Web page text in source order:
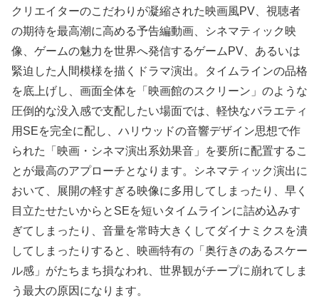
クリエイターのこだわりが凝縮された映画風PV、視聴者
の期待を最高潮に高める予告編動画、シネマティック映
像、ゲームの魅力を世界へ発信するゲームPV、あるいは
緊迫した人間模様を描くドラマ演出。タイムラインの品格
を底上げし、画面全体を「映画館のスクリーン」のような
圧倒的な没入感で支配したい場面では、軽快なバラエティ
用SEを完全に配し、ハリウッドの音響デザイン思想で作
られた「映画・シネマ演出系効果音」を要所に配置するこ
とが最高のアプローチとなります。シネマティック演出に
おいて、展開の軽すぎる映像に多用してしまったり、早く
目立たせたいからとSEを短いタイムラインに詰め込みす
ぎてしまったり、音量を常時大きくしてダイナミクスを潰
してしまったりすると、映画特有の「奥行きのあるスケー
ル感」がたちまち損なわれ、世界観がチープに崩れてしま
う最大の原因になります。